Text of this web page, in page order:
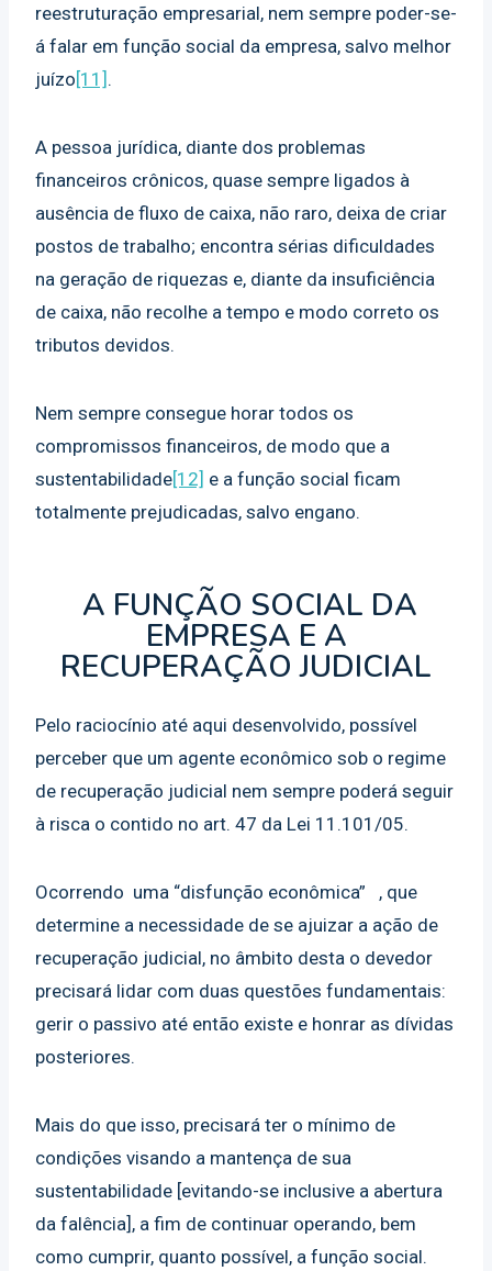
reestruturação empresarial, nem sempre poder-se-
á falar em função social da empresa, salvo melhor
juízo[11] .
A pessoa jurídica, diante dos problemas
financeiros crônicos, quase sempre ligados à
ausência de fluxo de caixa, não raro, deixa de criar
postos de trabalho; encontra sérias dificuldades
na geração de riquezas e, diante da insuficiência
de caixa, não recolhe a tempo e modo correto os
tributos devidos.
Nem sempre consegue horar todos os
compromissos financeiros, de modo que a
sustentabilidade[12] e a função social ficam
totalmente prejudicadas, salvo engano.
A FUNÇÃO SOCIAL DA
EMPRESA E A
RECUPERAÇÃO JUDICIAL
Pelo raciocínio até aqui desenvolvido, possível
perceber que um agente econômico sob o regime
de recuperação judicial nem sempre poderá seguir
à risca o contido no art. 47 da Lei 11.101/05.
Ocorrendo uma “disfunção econômica” , que
determine a necessidade de se ajuizar a ação de
recuperação judicial, no âmbito desta o devedor
precisará lidar com duas questões fundamentais:
gerir o passivo até então existe e honrar as dívidas
posteriores.
Mais do que isso, precisará ter o mínimo de
condições visando a mantença de sua
sustentabilidade [evitando-se inclusive a abertura
da falência], a fim de continuar operando, bem
como cumprir, quanto possível, a função social.